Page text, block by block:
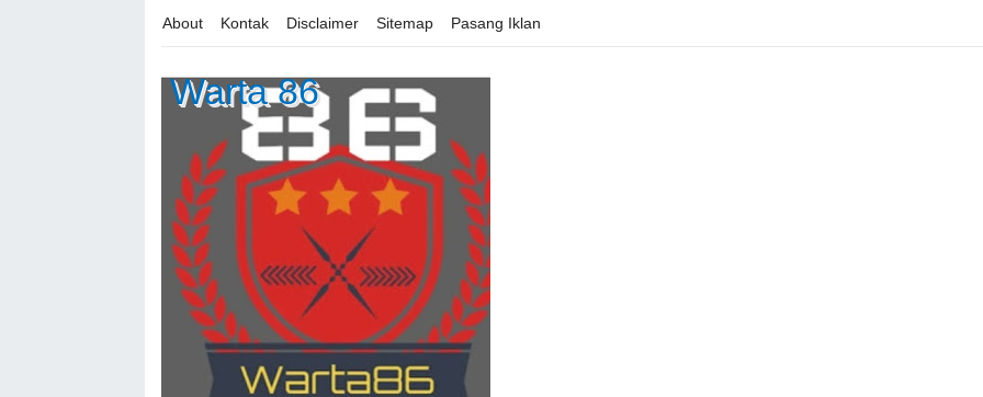
About Kontak Disclaimer Sitemap Pasang Iklan
Warta 86